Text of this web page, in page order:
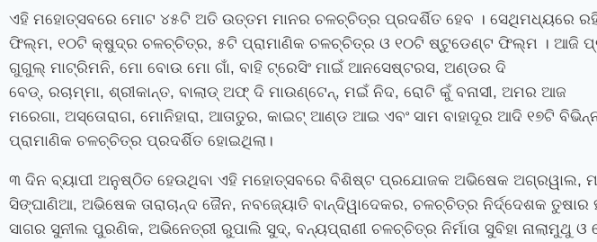
ଏହି ମହୋତ୍ସବରେ ମୋଟ ୪୫ଟି ଅତି ଉତ୍ତମ ମାନର ଚଳଚ୍ଚିତ୍ର ପ୍ରଦର୍ଶିତ ହେବ । ସେଥିମଧ୍ୟରେ
ଫିଲ୍ମ, ୧୦ଟି କ୍ଷୁଦ୍ର ଚଳଚ୍ଚିତ୍ର, ୫ଟି ପ୍ରାମାଣିକ ଚଳଚ୍ଚିତ୍ର ଓ ୧୦ଟି ଷ୍ଟୁଡେଣ୍ଟ ଫିଲ୍ମ । ଆଜି
ଗୁଗୁଲ୍‍ ମାଟ୍ରିମନି, ମୋ ବୋଉ ମୋ ଗାଁ, ବାହି ଟ୍ରେସିଂ ମାଇଁ ଆନସେଷ୍ଟରସ, ଅଣ୍ଡର ଦି
ବେଡ୍‍, ରଚାମ୍ମା, ଶ୍ରୀକାନ୍ତ, ବାଲାଡ୍‍ ଅଫ୍‍ ଦି ମାଉଣ୍ଟେନ୍‍, ମଇଁ ନିଦ, ରୋଟି କୁଁ ବନାସୀ, ଅମର ଆଜ
ମରେଗା, ଅସ୍ତୋରାଗ, ମୋନିହାରା, ଆତାତୁର, କାଇଟ୍‍ ଆଣ୍ଡ ଆଇ ଏବଂ ସାମ ବାହାଦୂର ଆଦି ୧୭ଟି ବିଭିନ୍ନ
ପ୍ରାମାଣିକ ଚଳଚ୍ଚିତ୍ର ପ୍ରଦର୍ଶିତ ହୋଇଥିଲା।
୩ ଦିନ ବ୍ୟାପୀ ଅନୁଷ୍ଠିତ ହେଉଥିବା ଏହି ମହୋତ୍ସବରେ ବିଶିଷ୍ଟ ପ୍ରଯୋଜକ ଅଭିଷେକ ଅଗ୍ରୱାଲ,
ସିଙ୍ଘାଣିଆ, ଅଭିଷେକ ତାରାଚାନ୍ଦ ଜୈନ, ନବଜ୍ୟୋତି ବାନ୍ଦିୱାଦେକର, ଚଳଚ୍ଚିତ୍ର ନିର୍ଦ୍ଦେଶକ ତୁଷାର
ସାଗର ସୁନୀଲ ପୁରଣିକ, ଅଭିନେତ୍ରୀ ରୁପାଲି ସୁଦ୍‍, ବନ୍ୟପ୍ରାଣୀ ଚଳଚ୍ଚିତ୍ର ନିର୍ମାତା ସୁବିହା ନାଲାମୁଥୁ ଓ